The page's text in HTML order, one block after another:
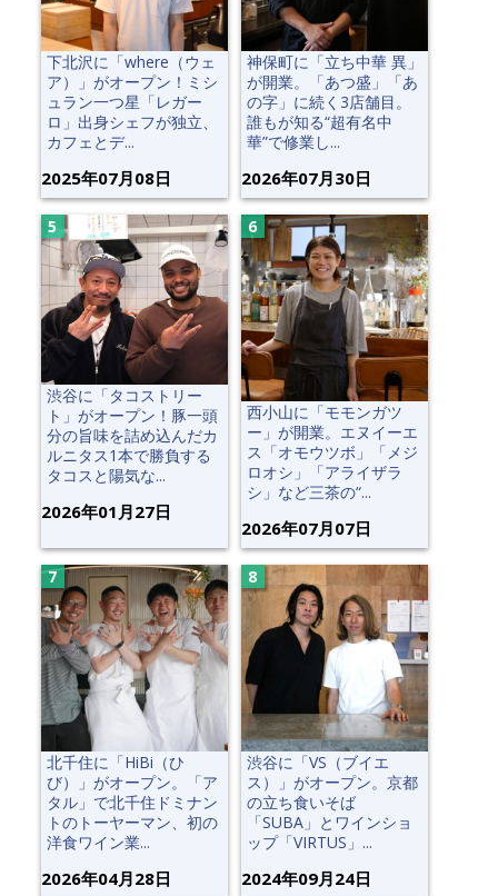
下北沢に「where（ウェ
ア）」がオープン！ミシ
ュラン一つ星「レガー
ロ」出身シェフが独立、
カフェとデ...
2025年07月08日
神保町に「立ち中華 異」
が開業。「あつ盛」「あ
の字」に続く3店舗目。
誰もが知る“超有名中
華”で修業し...
2026年07月30日
渋谷に「タコストリー
ト」がオープン！豚一頭
分の旨味を詰め込んだカ
ルニタス1本で勝負する
タコスと陽気な...
2026年01月27日
西小山に「モモンガツ
ー」が開業。エヌイーエ
ス「オモウツボ」「メジ
ロオシ」「アライザラ
シ」など三茶の“...
2026年07月07日
北千住に「HiBi（ひ
び）」がオープン。「ア
タル」で北千住ドミナン
トのトーヤーマン、初の
洋食ワイン業...
2026年04月28日
渋谷に「VS（ブイエ
ス）」がオープン。京都
の立ち食いそば
「SUBA」とワインショ
ップ「VIRTUS」...
2024年09月24日